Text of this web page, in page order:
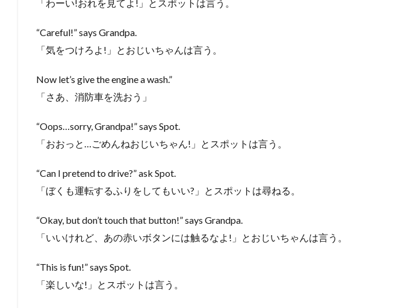
「わーい!おれを見てよ!」とスポットは言う。
“Careful!” says Grandpa.
「気をつけろよ!」とおじいちゃんは言う。
Now let’s give the engine a wash.”
「さあ、消防車を洗おう」
“Oops…sorry, Grandpa!” says Spot.
「おおっと…ごめんねおじいちゃん!」とスポットは言う。
“Can I pretend to drive?” ask Spot.
「ぼくも運転するふりをしてもいい?」とスポットは尋ねる。
“Okay, but don’t touch that button!” says Grandpa.
「いいけれど、あの赤いボタンには触るなよ!」とおじいちゃんは言う。
“This is fun!” says Spot.
「楽しいな!」とスポットは言う。